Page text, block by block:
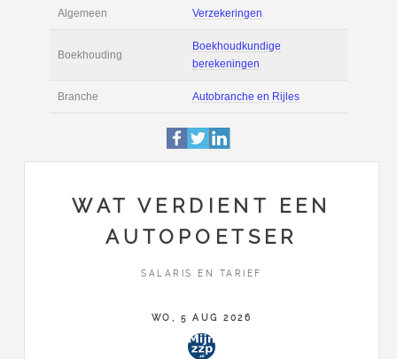
Salaris
€ 40 per uur ex
Boekhoudsoftware
Algemeen Verzekeringen
Boekhoudkundige
WAT VERDIENT EEN
AUTOPOETSER
SALARIS EN TARIEF
WO, 5 AUG 2026